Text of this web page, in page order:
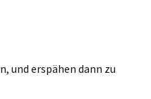
und erspähen dann zu